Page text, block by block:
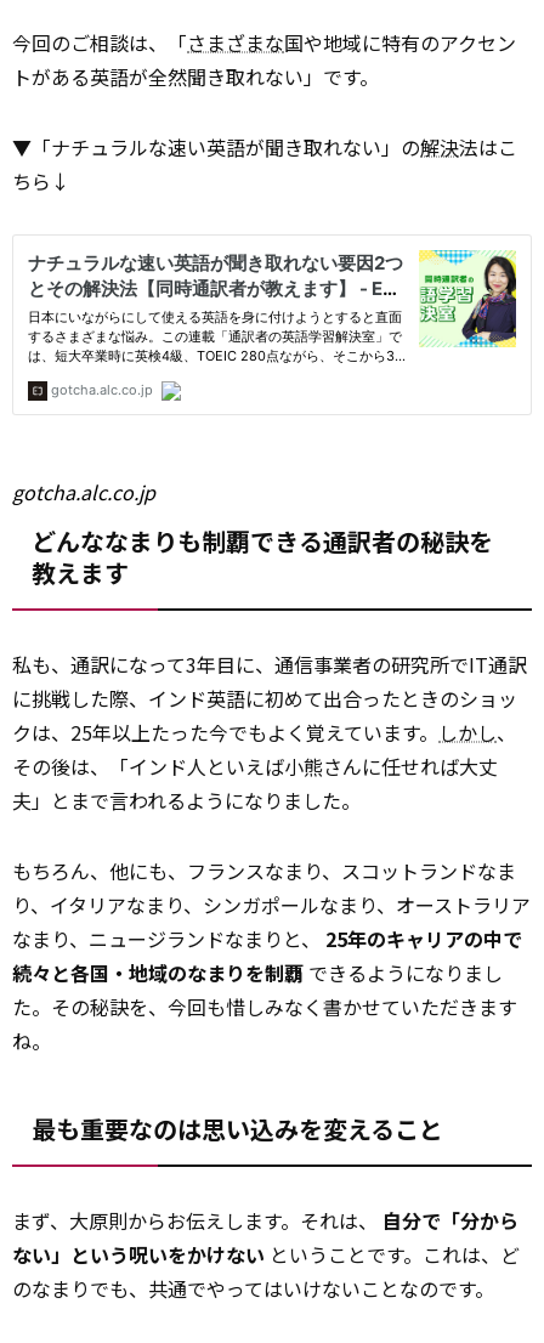
今回のご相談は、「さまざまな国や地域に特有のアクセン
トがある英語が全然聞き取れない」です。
▼「ナチュラルな速い英語が聞き取れない」の解決法はこ
ちら↓
gotcha.alc.co.jp
どんななまりも制覇できる通訳者の秘訣を
教えます
私も、通訳になって3年目に、通信事業者の研究所でIT通訳
に挑戦した際、インド英語に初めて出合ったときのショッ
クは、25年以上たった今でもよく覚えています。 しかし、
その後は、「インド人といえば小熊さんに任せれば大丈
夫」とまで言われるようになりました。
もちろん、他にも、フランスなまり、スコットランドなま
り、イタリアなまり、シンガポールなまり、オーストラリア
なまり、ニュージランドなまりと、 25年のキャリアの中で
続々と各国・地域のなまりを制覇 できるようになりまし
た。その秘訣を、今回も惜しみなく書かせていただきます
ね。
最も重要なのは思い込みを変えること
まず、大原則からお伝えします。それは、 自分で「分から
ない」という呪いをかけない ということです。これは、ど
のなまりでも、共通でやってはいけないことなのです。